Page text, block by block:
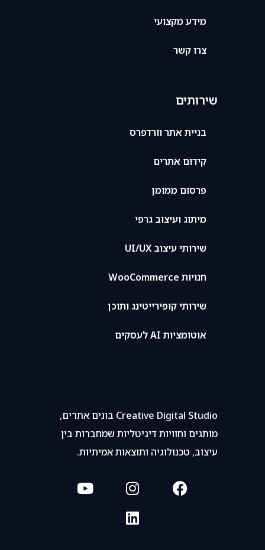
מידע מקצועי
צרו קשר
שירותים
בניית אתר וורדפרס
קידום אתרים
פרסום ממומן
מיתוג ועיצוב גרפי
שירותי עיצוב UI/UX
חנויות WooCommerce
שירותי קופירייטינג ותוכן
אוטומציות AI לעסקים
Creative Digital Studio בונים אתרים,
מותגים וחוויות דיגיטליות שמחברות בין
עיצוב, טכנולוגיה ותוצאות אמיתיות.